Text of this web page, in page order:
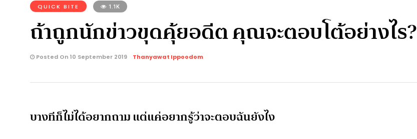
QUICK BITE 1.1K
ถ้าถูกนักข่าวขุดคุ้ยอดีต คุณจะตอบโต้อย่างไร?
Posted On 10 September 2019 Thanyawat Ippoodom
บางทีก็ไม่ได้อยากถาม แต่แค่อยากรู้ว่าจะตอบฉันยังไง